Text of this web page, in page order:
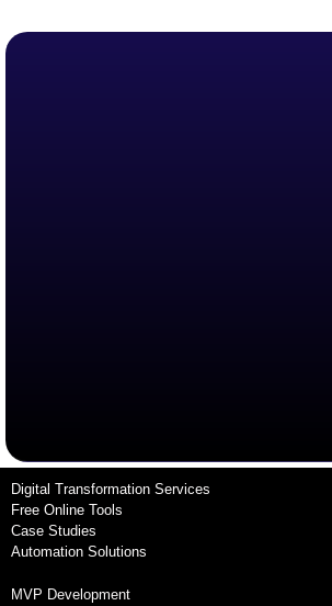
Digital Transformation Services
Free Online Tools
Case Studies
Automation Solutions
MVP Development